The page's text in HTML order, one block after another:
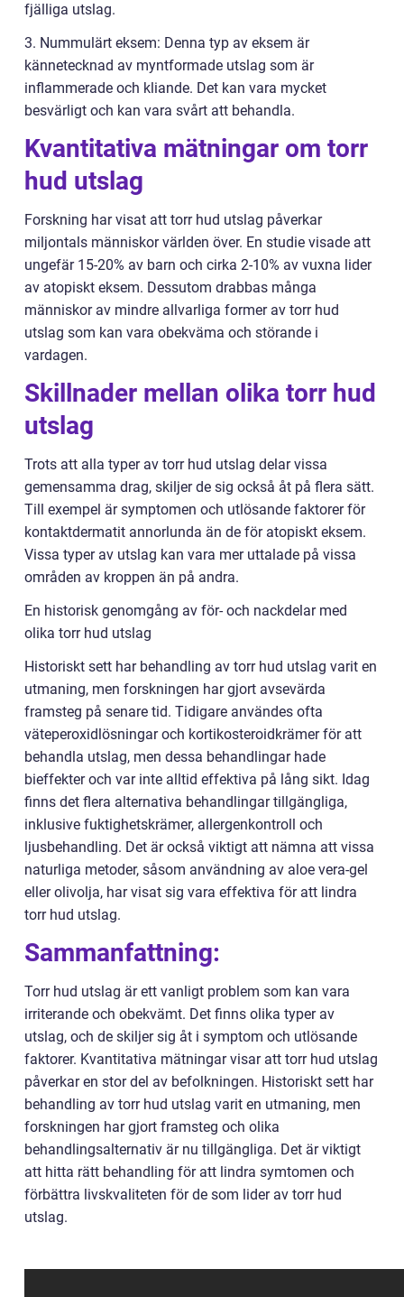
fjälliga utslag.
3. Nummulärt eksem: Denna typ av eksem är
kännetecknad av myntformade utslag som är
inflammerade och kliande. Det kan vara mycket
besvärligt och kan vara svårt att behandla.
Kvantitativa mätningar om torr
hud utslag
Forskning har visat att torr hud utslag påverkar
miljontals människor världen över. En studie visade att
ungefär 15-20% av barn och cirka 2-10% av vuxna lider
av atopiskt eksem. Dessutom drabbas många
människor av mindre allvarliga former av torr hud
utslag som kan vara obekväma och störande i
vardagen.
Skillnader mellan olika torr hud
utslag
Trots att alla typer av torr hud utslag delar vissa
gemensamma drag, skiljer de sig också åt på flera sätt.
Till exempel är symptomen och utlösande faktorer för
kontaktdermatit annorlunda än de för atopiskt eksem.
Vissa typer av utslag kan vara mer uttalade på vissa
områden av kroppen än på andra.
En historisk genomgång av för- och nackdelar med
olika torr hud utslag
Historiskt sett har behandling av torr hud utslag varit en
utmaning, men forskningen har gjort avsevärda
framsteg på senare tid. Tidigare användes ofta
väteperoxidlösningar och kortikosteroidkrämer för att
behandla utslag, men dessa behandlingar hade
bieffekter och var inte alltid effektiva på lång sikt. Idag
finns det flera alternativa behandlingar tillgängliga,
inklusive fuktighetskrämer, allergenkontroll och
ljusbehandling. Det är också viktigt att nämna att vissa
naturliga metoder, såsom användning av aloe vera-gel
eller olivolja, har visat sig vara effektiva för att lindra
torr hud utslag.
Sammanfattning:
Torr hud utslag är ett vanligt problem som kan vara
irriterande och obekvämt. Det finns olika typer av
utslag, och de skiljer sig åt i symptom och utlösande
faktorer. Kvantitativa mätningar visar att torr hud utslag
påverkar en stor del av befolkningen. Historiskt sett har
behandling av torr hud utslag varit en utmaning, men
forskningen har gjort framsteg och olika
behandlingsalternativ är nu tillgängliga. Det är viktigt
att hitta rätt behandling för att lindra symtomen och
förbättra livskvaliteten för de som lider av torr hud
utslag.